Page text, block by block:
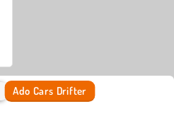
Ado Cars Drifter